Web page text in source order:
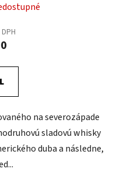
na severozápade
sladovú whisky
duba a následne,